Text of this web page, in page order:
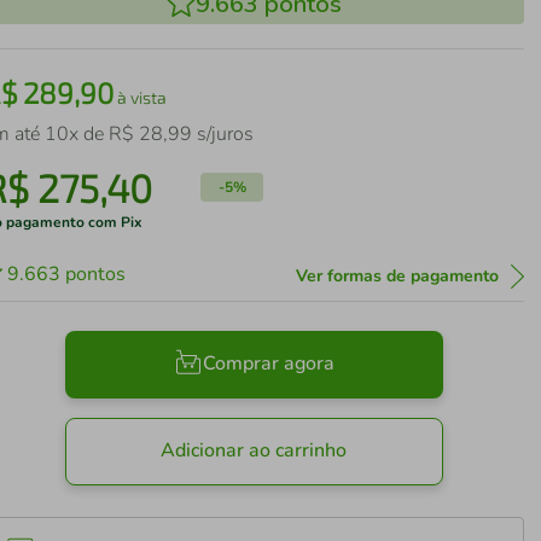
289,90à vista
até 10x de R$ 28,99 s/juros
275,40 -5%
pagamento com Pix
9.663 pontos Ver formas de pagamento
Comprar agora
Adicionar ao carrinho